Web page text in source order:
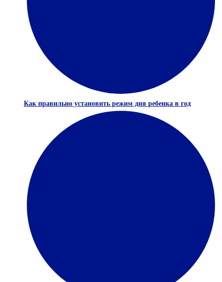
Как правильно установить режим дня ребенка в год